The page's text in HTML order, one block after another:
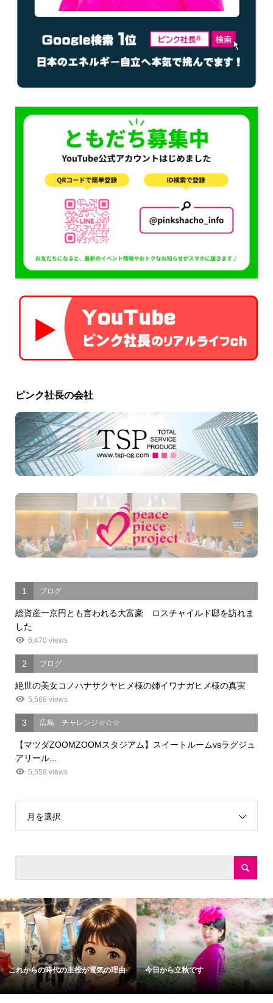
ピンク社長の会社
1 ブログ
総資産一京円とも言われる大富豪 ロスチャイルド邸を訪れま
した
6,470 views
2 ブログ
絶世の美女コノハナサクヤヒメ様の姉イワナガヒメ様の真実
5,568 views
3 広島 チャレンジ☆☆☆
【マツダZOOMZOOMスタジアム】スイートルームvsラグジュ
アリール...
5,559 views
月を選択
これからの時代の主役が電気の理由 今日から立秋です